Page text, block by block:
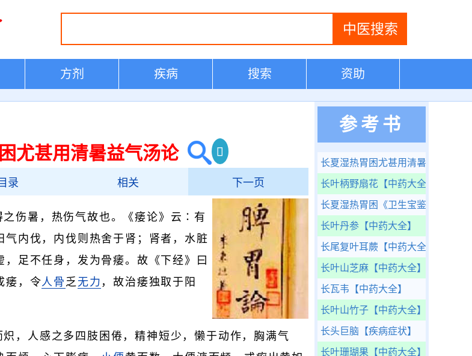
方剂 疾病 搜索 资助
尤甚用清暑益气汤论
目录 相关 下一页
伤暑，热伤气故也。《痿论》云∶有
内伐，内伐则热舍于肾；肾者，水脏
足不任身，发为骨痿。故《下经》曰
痿，令人骨 乏无力 ，故治痿独取于阳
，人感之多四肢困倦，精神短少，懒于动作，胸满气
参考书
长夏湿热胃困尤甚用清暑益气汤论
长叶柄野扇花 【中药大全】
长夏湿热胃困 《卫生宝鉴》
长叶丹参 【中药大全】
长尾复叶耳蕨 【中药大全】
长叶山芝麻 【中药大全】
长瓦韦 【中药大全】
长叶山竹子 【中药大全】
长头巨脑 【疾病症状】
长叶珊瑚果 【中药大全】